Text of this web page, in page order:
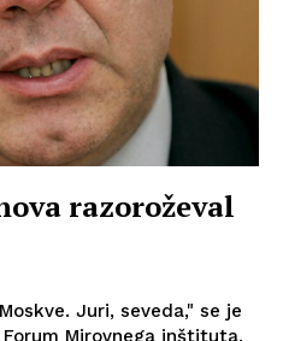
razoroževal
Juri, seveda," se je
Mirovnega inštituta,